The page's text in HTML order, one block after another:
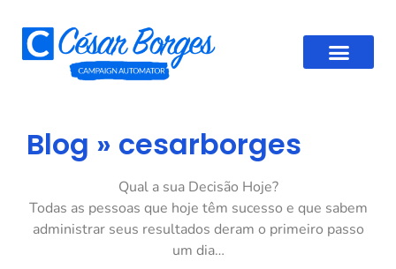
Blog » cesarborges
Qual a sua Decisão Hoje?
Todas as pessoas que hoje têm sucesso e que sabem
administrar seus resultados deram o primeiro passo
um dia…